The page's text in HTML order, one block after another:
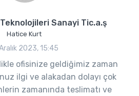
Teknolojileri Sanayi Tic.a.ş
Hatice Kurt
2023, 15:45
ofisinize geldiğimiz zaman
ilgi ve alakadan dolayı çok
zamanında teslimatı ve